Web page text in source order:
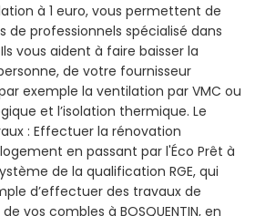
à 1 euro, vous permettent de
de professionnels spécialisé dans
vous aident à faire baisser la
de votre fournisseur
exemple la ventilation par VMC ou
et l’isolation thermique. Le
: Effectuer la rénovation
en passant par l'Éco Prêt à
de la qualification RGE, qui
d’effectuer des travaux de
vos combles à BOSQUENTIN, en